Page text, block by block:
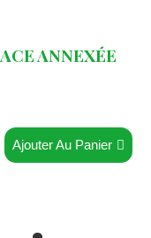
ANNEXÉE
Ajouter Au Panier